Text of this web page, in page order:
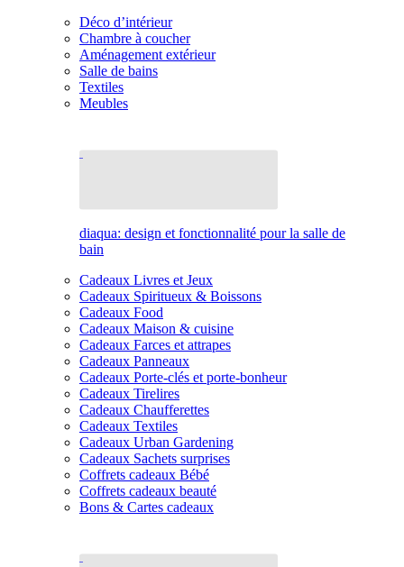
Déco d’intérieur
Chambre à coucher
Aménagement extérieur
Salle de bains
Textiles
Meubles
diaqua: design et fonctionnalité pour la salle de
bain
Cadeaux Livres et Jeux
Cadeaux Spiritueux & Boissons
Cadeaux Food
Cadeaux Maison & cuisine
Cadeaux Farces et attrapes
Cadeaux Panneaux
Cadeaux Porte-clés et porte-bonheur
Cadeaux Tirelires
Cadeaux Chaufferettes
Cadeaux Textiles
Cadeaux Urban Gardening
Cadeaux Sachets surprises
Coffrets cadeaux Bébé
Coffrets cadeaux beauté
Bons & Cartes cadeaux